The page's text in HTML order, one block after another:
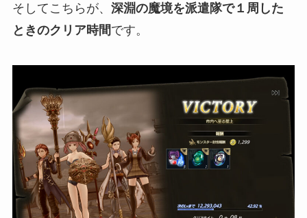
そしてこちらが、 深淵の魔境を派遣隊で１周した
ときのクリア時間です。